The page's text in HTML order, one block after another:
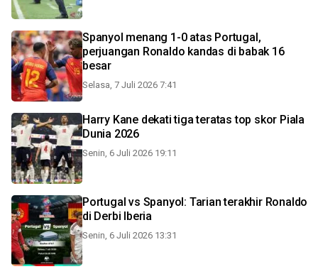
Spanyol menang 1-0 atas Portugal,
perjuangan Ronaldo kandas di babak 16
besar
Selasa, 7 Juli 2026 7:41
Harry Kane dekati tiga teratas top skor Piala
Dunia 2026
Senin, 6 Juli 2026 19:11
Portugal vs Spanyol: Tarian terakhir Ronaldo
di Derbi Iberia
Senin, 6 Juli 2026 13:31